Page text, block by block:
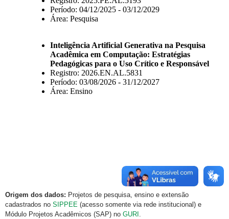
Origem dos dados: Projetos de pesquisa, ensino e extensão
cadastrados no SIPPEE (acesso somente via rede institucional) e
Módulo Projetos Acadêmicos (SAP) no GURI .